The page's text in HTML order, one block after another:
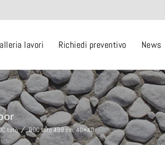
lavori Richiedi preventivo News
toto BOC toto 499 cm. 40×40